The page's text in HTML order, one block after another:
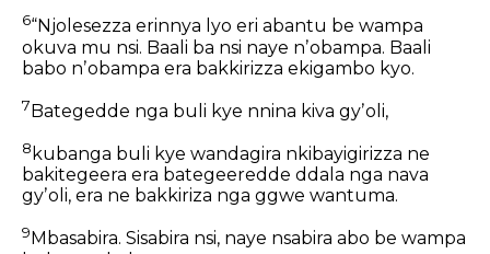
6“Njolesezza erinnya lyo eri abantu be wampa
okuva mu nsi. Baali ba nsi naye nʼobampa. Baali
babo nʼobampa era bakkirizza ekigambo kyo.
7Bategedde nga buli kye nnina kiva gyʼoli,
8 kubanga buli kye wandagira nkibayigirizza ne
bakitegeera era bategeeredde ddala nga nava
gyʼoli, era ne bakkiriza nga ggwe wantuma.
9 Mbasabira. Sisabira nsi, naye nsabira abo be wampa